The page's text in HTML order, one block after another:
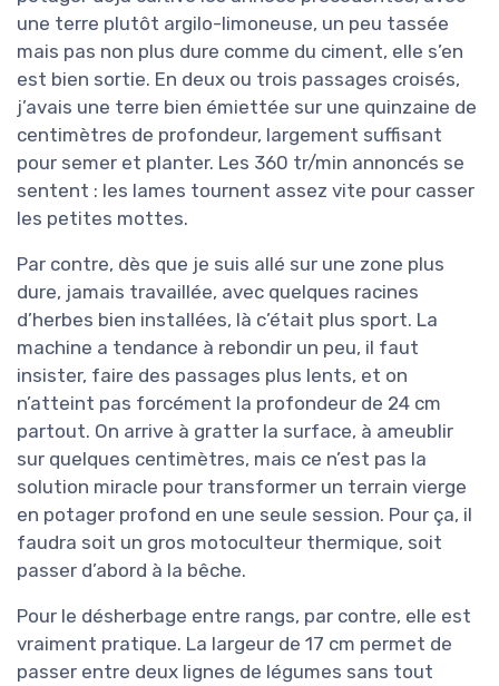
une terre plutôt argilo-limoneuse, un peu tassée
mais pas non plus dure comme du ciment, elle s’en
est bien sortie. En deux ou trois passages croisés,
j’avais une terre bien émiettée sur une quinzaine de
centimètres de profondeur, largement suffisant
pour semer et planter. Les 360 tr/min annoncés se
sentent : les lames tournent assez vite pour casser
les petites mottes.
Par contre, dès que je suis allé sur une zone plus
dure, jamais travaillée, avec quelques racines
d’herbes bien installées, là c’était plus sport. La
machine a tendance à rebondir un peu, il faut
insister, faire des passages plus lents, et on
n’atteint pas forcément la profondeur de 24 cm
partout. On arrive à gratter la surface, à ameublir
sur quelques centimètres, mais ce n’est pas la
solution miracle pour transformer un terrain vierge
en potager profond en une seule session. Pour ça, il
faudra soit un gros motoculteur thermique, soit
passer d’abord à la bêche.
Pour le désherbage entre rangs, par contre, elle est
vraiment pratique. La largeur de 17 cm permet de
passer entre deux lignes de légumes sans tout